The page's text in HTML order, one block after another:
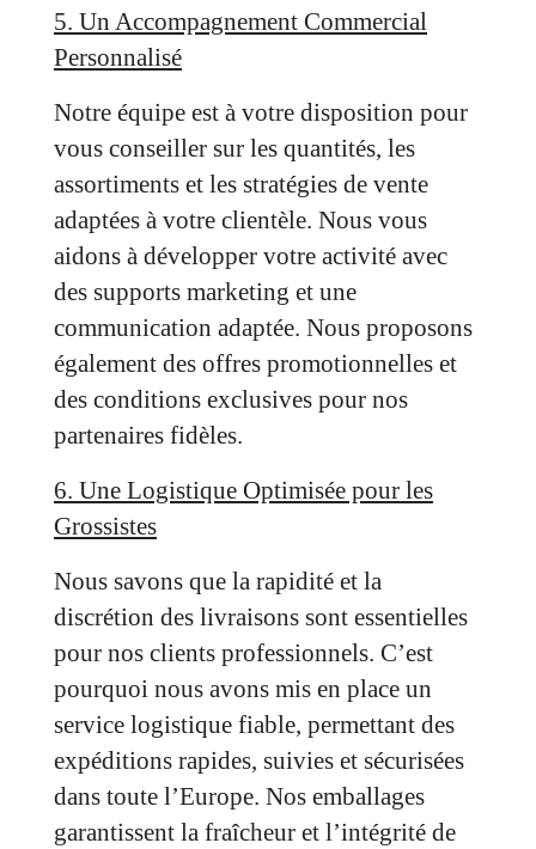
5. Un Accompagnement Commercial
Personnalisé
Notre équipe est à votre disposition pour
vous conseiller sur les quantités, les
assortiments et les stratégies de vente
adaptées à votre clientèle. Nous vous
aidons à développer votre activité avec
des supports marketing et une
communication adaptée. Nous proposons
également des offres promotionnelles et
des conditions exclusives pour nos
partenaires fidèles.
6. Une Logistique Optimisée pour les
Grossistes
Nous savons que la rapidité et la
discrétion des livraisons sont essentielles
pour nos clients professionnels. C’est
pourquoi nous avons mis en place un
service logistique fiable, permettant des
expéditions rapides, suivies et sécurisées
dans toute l’Europe. Nos emballages
garantissent la fraîcheur et l’intégrité de